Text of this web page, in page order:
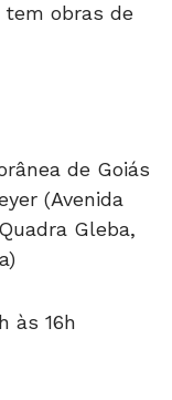
tem obras de
de Goiás
(Avenida
Gleba,
às 16h